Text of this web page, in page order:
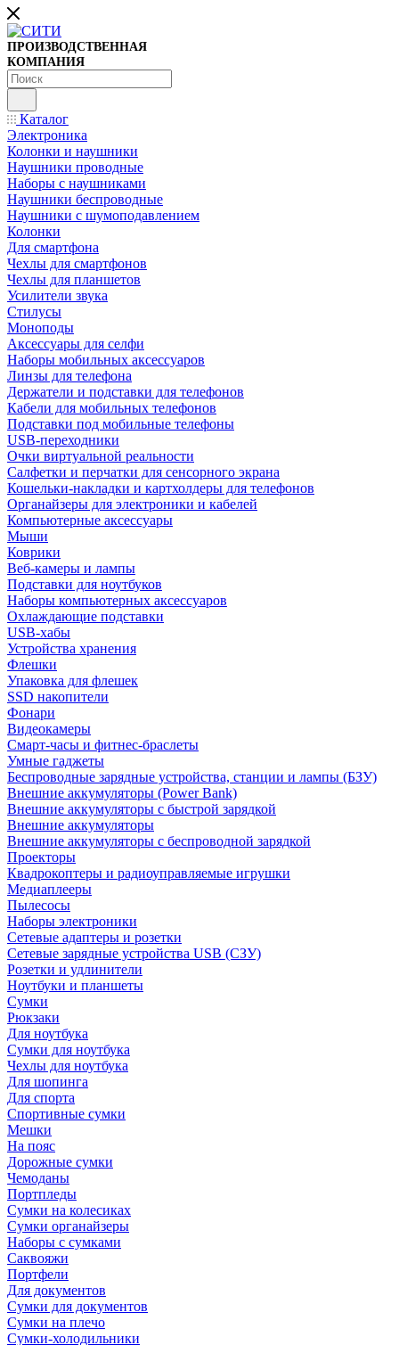
ПРОИЗВОДСТВЕННАЯ
КОМПАНИЯ
Каталог
Электроника
Колонки и наушники
Наушники проводные
Наборы с наушниками
Наушники беспроводные
Наушники с шумоподавлением
Колонки
Для смартфона
Чехлы для смартфонов
Чехлы для планшетов
Усилители звука
Стилусы
Моноподы
Аксессуары для селфи
Наборы мобильных аксессуаров
Линзы для телефона
Держатели и подставки для телефонов
Кабели для мобильных телефонов
Подставки под мобильные телефоны
USB-переходники
Очки виртуальной реальности
Салфетки и перчатки для сенсорного экрана
Кошельки-накладки и картхолдеры для телефонов
Органайзеры для электроники и кабелей
Компьютерные аксессуары
Мыши
Коврики
Веб-камеры и лампы
Подставки для ноутбуков
Наборы компьютерных аксессуаров
Охлаждающие подставки
USB-хабы
Устройства хранения
Флешки
Упаковка для флешек
SSD накопители
Фонари
Видеокамеры
Смарт-часы и фитнес-браслеты
Умные гаджеты
Беспроводные зарядные устройства, станции и лампы (БЗУ)
Внешние аккумуляторы (Power Bank)
Внешние аккумуляторы с быстрой зарядкой
Внешние аккумуляторы
Внешние аккумуляторы с беспроводной зарядкой
Проекторы
Квадрокоптеры и радиоуправляемые игрушки
Медиаплееры
Пылесосы
Наборы электроники
Сетевые адаптеры и розетки
Сетевые зарядные устройства USB (СЗУ)
Розетки и удлинители
Ноутбуки и планшеты
Сумки
Рюкзаки
Для ноутбука
Сумки для ноутбука
Чехлы для ноутбука
Для шопинга
Для спорта
Спортивные сумки
Мешки
На пояс
Дорожные сумки
Чемоданы
Портпледы
Сумки на колесиках
Сумки органайзеры
Наборы с сумками
Саквояжи
Портфели
Для документов
Сумки для документов
Сумки на плечо
Сумки-холодильники